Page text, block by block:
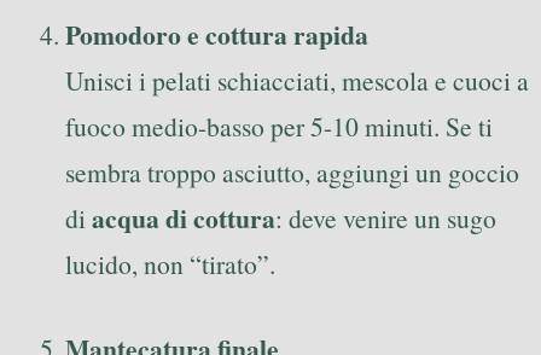
Pomodoro e cottura rapida
Unisci i pelati schiacciati, mescola e cuoci a
fuoco medio-basso per 5-10 minuti. Se ti
sembra troppo asciutto, aggiungi un goccio
di acqua di cottura: deve venire un sugo
lucido, non “tirato”.